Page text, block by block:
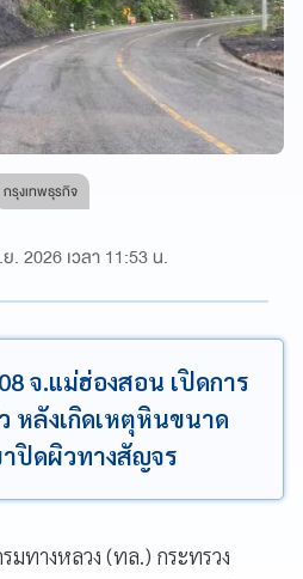
กรุงเทพธุรกิจ
. 2026 เวลา 11:53 น.
จ.แม่ฮ่องสอน เปิดการ
หลังเกิดเหตุหินขนาด
ปิดผิวทางสัญจร
ทางหลวง (ทล.) กระทรวง